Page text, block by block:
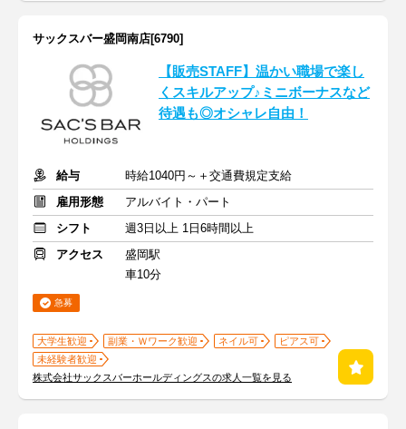
サックスバー盛岡南店[6790]
【販売STAFF】温かい職場で楽し
くスキルアップ♪ミニボーナスなど
待遇も◎オシャレ自由！
給与
時給1040円～＋交通費規定支給
雇用形態
アルバイト・パート
シフト
週3日以上 1日6時間以上
アクセス
盛岡駅
車10分
急募
大学生歓迎 副業・Ｗワーク歓迎 ネイル可
ピアス可
未経験者歓迎
株式会社サックスバーホールディングスの求人一覧を見る